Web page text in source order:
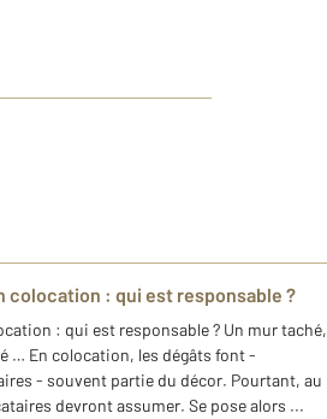
colocation : qui est responsable ?
: qui est responsable ? Un mur taché,
… En colocation, les dégâts font -
- souvent partie du décor. Pourtant, au
devront assumer. Se pose alors ...